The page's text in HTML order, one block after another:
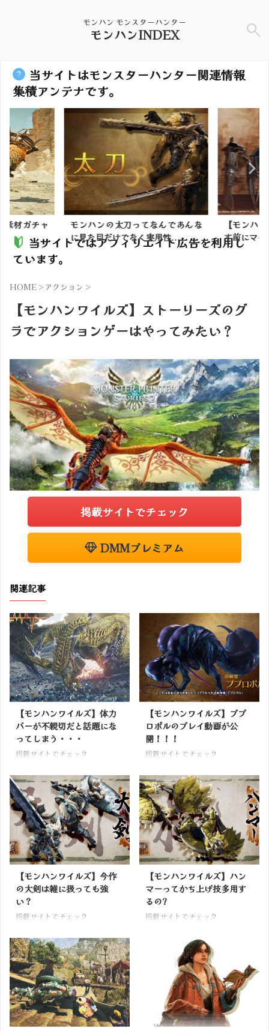
モンハン モンスターハンター
モンハンINDEX
当サイトはモンスターハンター関連情報
集積アンテナです。
材ガチャ
モンハンの太刀ってなんであんな
に見た目だけでなく実用性...
【モンハ
す前にマ
当サイトではアフィリエイト広告を利用し
ています。
HOME >アクション >
【モンハンワイルズ】ストーリーズのグ
ラでアクションゲーはやってみたい？
掲載サイトでチェック
DMMプレミアム
関連記事
【モンハンワイルズ】体力
バーが不親切だと話題にな
ってしまう・・・
掲載サイトでチェック
【モンハンワイルズ】ププ
ロポルのプレイ動画が公
開！！！
掲載サイトでチェック
【モンハンワイルズ】今作
の大剣は雑に扱っても強
い？
掲載サイトでチェック
【モンハンワイルズ】ハン
マーってかち上げ技多用す
るの?
掲載サイトでチェック